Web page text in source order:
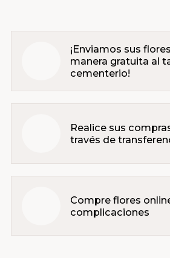
¡Enviamos sus
manera gratuita al
cementerio!
Realice sus
través de
Compre flores
complicaciones